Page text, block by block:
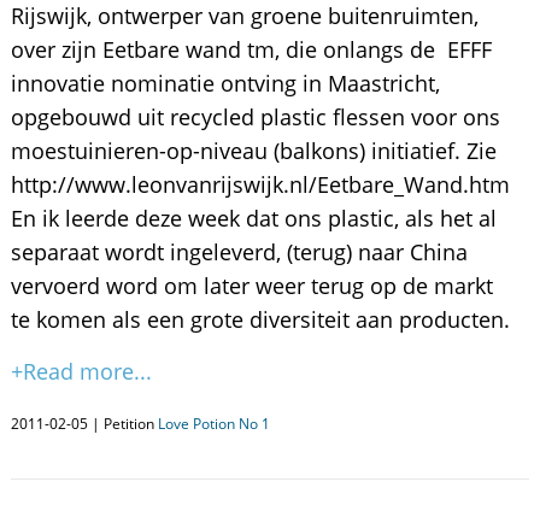
Rijswijk, ontwerper van groene buitenruimten,
over zijn Eetbare wand tm, die onlangs de EFFF
innovatie nominatie ontving in Maastricht,
opgebouwd uit recycled plastic flessen voor ons
moestuinieren-op-niveau (balkons) initiatief. Zie
http://www.leonvanrijswijk.nl/Eetbare_Wand.htm
En ik leerde deze week dat ons plastic, als het al
separaat wordt ingeleverd, (terug) naar China
vervoerd word om later weer terug op de markt
te komen als een grote diversiteit aan producten.
+Read more...
2011-02-05 | Petition Love Potion No 1